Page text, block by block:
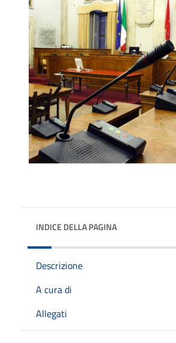
INDICE DELLA PAGINA
Descrizione
A cura di
Allegati